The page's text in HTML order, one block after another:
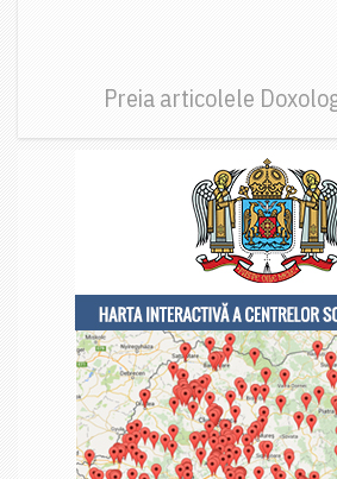
Preia articolele